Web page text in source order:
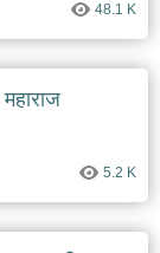
48.1 K
5.2 K